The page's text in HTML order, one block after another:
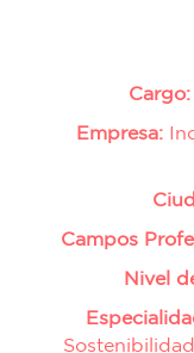
Empresa:
Campos
Nivel